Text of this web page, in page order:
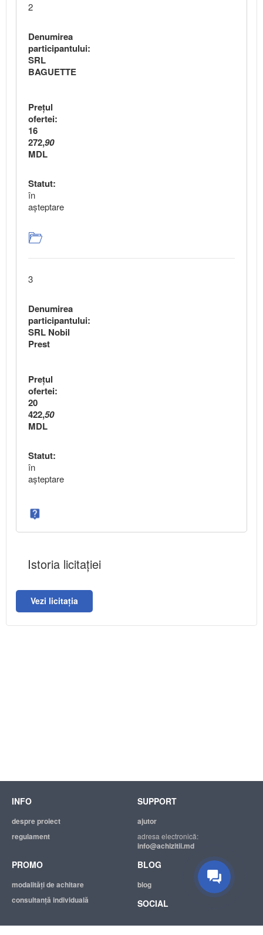
Suport tehnic
Suntem mereu bucuroși să Vă
2
Denumirea
participantului:
SRL
BAGUETTE
Preţul
ofertei:
16
272,90
MDL
Statut:
în
aşteptare
3
Denumirea
participantului:
SRL Nobil
Prest
Preţul
ofertei:
20
422,50
MDL
Statut:
în
aşteptare
Istoria licitației
Vezi licitația
INFO
despre proiect
regulament
SUPPORT
ajutor
adresa electronică:
info@achizitii.md
PROMO
modalităţi de achitare
consultanță individuală
BLOG
blog
SOCIAL